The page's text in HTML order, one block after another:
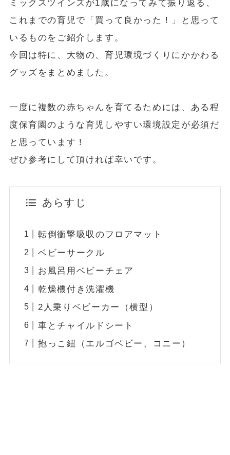
ミックスツインズが1歳になってみて振り返る、
これまでの育児で「買って良かった！」と思って
いるものをご紹介します。
今回は特に、大物の、育児環境づくりにかかわる
グッズをまとめました。
一度に複数の赤ちゃんを育てるためには、ある程
度保育園のような育児しやすい環境設定が必須だ
と思っています！
ぜひ参考にして頂ければ幸いです。
あらすじ
転倒衝撃吸収のフロアマット
ベビーサークル
お風呂用ベビーチェア
乾燥機付き洗濯機
2人乗りベビーカー（横型）
車とチャイルドシート
抱っこ紐（エルゴベビー、コニー）